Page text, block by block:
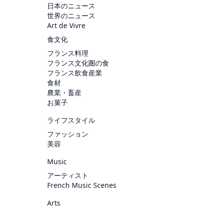
日本のニュース
世界のニュース
Art de Vivre
食文化
フランス料理
フランス文化圏の食
フランス飲食産業
食材
農業・畜産
お菓子
ライフスタイル
ファッション
美容
Music
アーティスト
French Music Scenes
Arts